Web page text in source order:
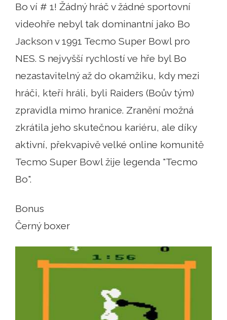
Bo ví # 1! Žádný hráč v žádné sportovní
videohře nebyl tak dominantní jako Bo
Jackson v 1991 Tecmo Super Bowl pro
NES. S nejvyšší rychlostí ve hře byl Bo
nezastavitelný až do okamžiku, kdy mezi
hráči, kteří hráli, byli Raiders (Boův tým)
zpravidla mimo hranice. Zranění možná
zkrátila jeho skutečnou kariéru, ale díky
aktivní, překvapivě velké online komunitě
Tecmo Super Bowl žije legenda "Tecmo
Bo".
Bonus
Černý boxer